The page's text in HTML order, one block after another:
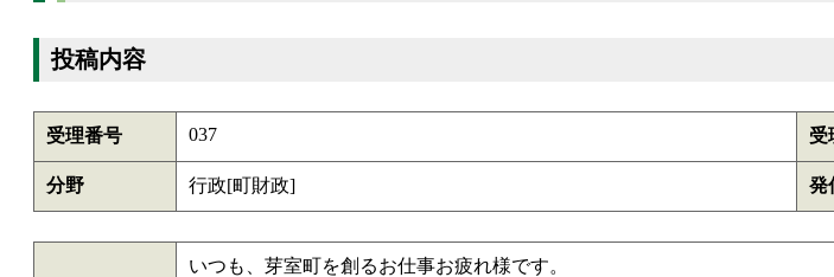
投稿内容
受理番号 037 受
分野 行政[町財政] 発
いつも、芽室町を創るお仕事お疲れ様です。